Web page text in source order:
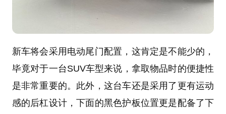
新车将会采用电动尾门配置，这肯定是不能少的，
毕竟对于一台SUV车型来说，拿取物品时的便捷性
是非常重要的。此外，这台车还是采用了更有运动
感的后杠设计，下面的黑色护板位置更是配备了下